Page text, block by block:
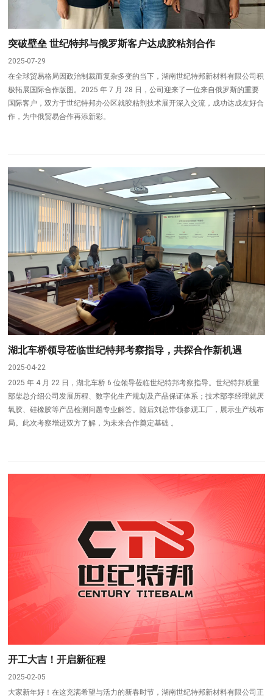
突破壁垒 世纪特邦与俄罗斯客户达成胶粘剂合作
2025-07-29
在全球贸易格局因政治制裁而复杂多变的当下，湖南世纪特邦新材料有限公司积
极拓展国际合作版图。2025 年 7 月 28 日，公司迎来了一位来自俄罗斯的重要
国际客户，双方于世纪特邦办公区就胶粘剂技术展开深入交流，成功达成友好合
作，为中俄贸易合作再添新彩。
湖北车桥领导莅临世纪特邦考察指导，共探合作新机遇
2025-04-22
2025 年 4 月 22 日，湖北车桥 6 位领导莅临世纪特邦考察指导。世纪特邦质量
部柴总介绍公司发展历程、数字化生产规划及产品保证体系；技术部李经理就厌
氧胶、硅橡胶等产品检测问题专业解答。随后刘总带领参观工厂，展示生产线布
局。此次考察增进双方了解，为未来合作奠定基础 。
开工大吉！开启新征程
2025-02-05
大家新年好！在这充满希望与活力的新春时节，湖南世纪特邦新材料有限公司正